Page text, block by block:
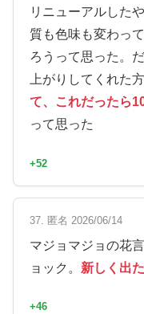
リニューアルした
質も色味も変わっ
ろうって思った。
上がりしてくれた
て、これだったら
って思った
+52
37. 匿名 2026/06/14
マジョマジョの花
ョック。 新しく出
+46